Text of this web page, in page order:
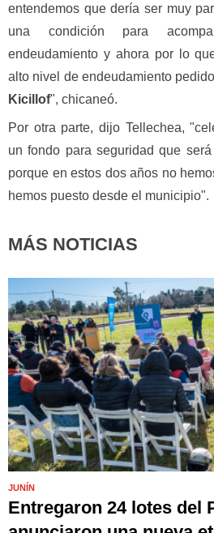
entendemos que dería ser muy
una condición para
endeudamiento y ahora por lo
alto nivel de endeudamiento
Kicillof", chicaneó.
Por otra parte, dijo Tellechea,
un fondo para seguridad que
porque en estos dos años no
hemos puesto desde el municipio".
MÁS NOTICIAS
JUNÍN
Entregaron 24 lotes del